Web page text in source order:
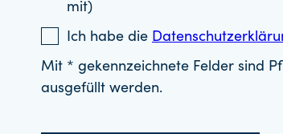
mit)
Ich habe die
Mit * gekennzeichnete Felder sind
ausgefüllt werden.